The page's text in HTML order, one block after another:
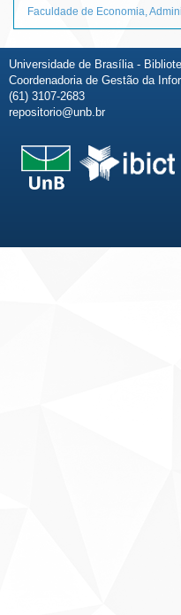
Faculdade de Economia,
Universidade de Brasília -
Coordenadoria de Gestão da
(61) 3107-2683
repositorio@unb.br